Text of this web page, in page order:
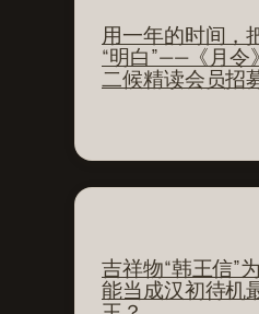
用一年的时间，
“明白”——《月令
二候精读会员招
吉祥物“韩王信”
能当成汉初待机